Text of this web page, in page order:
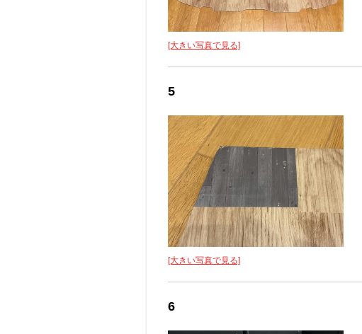
[大きい写真で見る]
5
[大きい写真で見る]
6